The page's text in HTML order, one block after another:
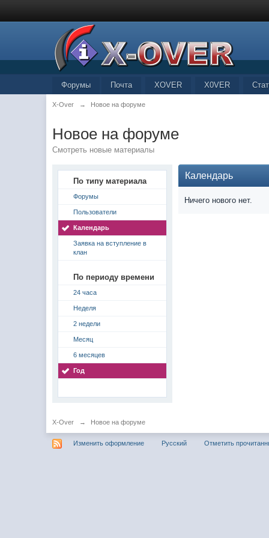
Почта XOVER X0VER
Форумы
X-Over → Новое на форуме
Новое на форуме
Смотреть новые материалы
По типу материала
Форумы
Пользователи
Календарь
Заявка на вступление в
клан
По периоду времени
24 часа
Неделя
2 недели
Месяц
6 месяцев
Год
Календарь
Ничего нового нет.
X-Over → Новое на форуме
Изменить оформление Русский Отметить